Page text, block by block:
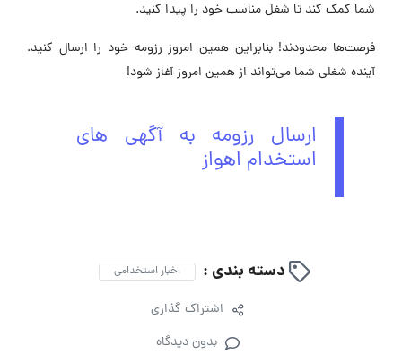
شما کمک کند تا شغل مناسب خود را پیدا کنید.
فرصت‌ها محدودند! بنابراین همین امروز رزومه خود را ارسال کنید.
آینده شغلی شما می‌تواند از همین امروز آغاز شود!
ارسال رزومه به آگهی های
استخدام اهواز
دسته بندی : اخبار استخدامی
اشتراک گذاری
بدون دیدگاه